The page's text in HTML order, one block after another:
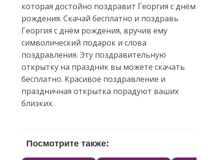
которая достойно поздравит Георгия с днём
рождения. Скачай бесплатно и поздравь
Георгия с днём рождения, вручив ему
символический подарок и слова
поздравления. Эту поздравительную
открытку на праздник вы можете скачать
бесплатно. Красивое поздравление и
праздничная открытка порадуют ваших
близких.
Посмотрите также: